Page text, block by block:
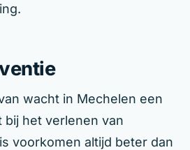
wacht in Mechelen een
bij het verlenen van
voorkomen altijd beter dan